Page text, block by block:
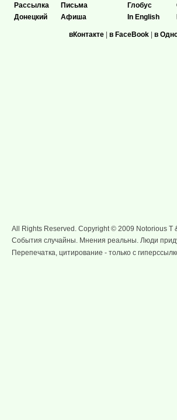
Рассылка
Донецкий
Письма
Афиша
Глобус
In English
вКонтакте | в FaceBook | в
All Rights Reserved. Copyright © 2009 Notorious T
События случайны. Мнения реальны. Люди
Перепечатка, цитирование - только с